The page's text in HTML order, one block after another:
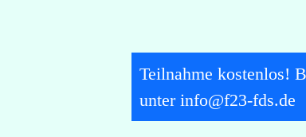
Teilnahme kostenlos!
unter info@f23-fds.de